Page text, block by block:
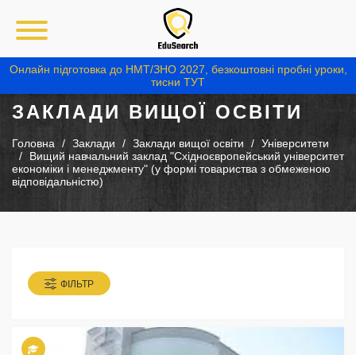
Онлайн підготовка до НМТ/ЗНО 2027, безкоштовні пробні уроки,
тисни ТУТ
ЗАКЛАДИ ВИЩОЇ ОСВІТИ
Головна Заклади Заклади вищої освіти
Університети
Вищий навчальний заклад "Східноєвропейський університет
економіки і менеджменту" (у формі товариства з обмеженою
відповідальністю)
ФІЛЬТР